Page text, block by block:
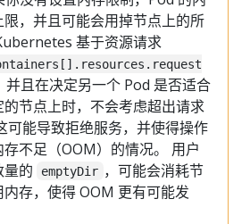
，并且可能会用掉节点上的所
基于资源请求
并且在决定另一个 Pod 是否适合
节点上时，不会考虑超出请求
可能导致拒绝服务，并使得操作
不足（OOM）的情况。 用户
量的
emptyDir ，可能会消耗节
存，使得 OOM 更有可能发